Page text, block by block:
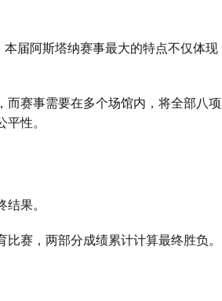
届阿斯塔纳赛事最大的特点不仅体现
赛事需要在多个场馆内，将全部八项
性。
果。
赛，两部分成绩累计计算最终胜负。